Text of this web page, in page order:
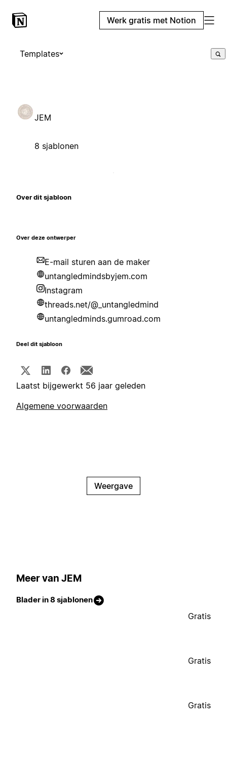
Werk gratis met Notion
Templates
JEM
8 sjablonen
Over dit sjabloon
Over deze ontwerper
E-mail sturen aan de maker
untangledmindsbyjem.com
Instagram
threads.net/@_untangledmind
untangledminds.gumroad.com
Deel dit sjabloon
Laatst bijgewerkt 56 jaar geleden
Algemene voorwaarden
Weergave
Meer van JEM
Blader in 8 sjablonen
Gratis
Gratis
Gratis